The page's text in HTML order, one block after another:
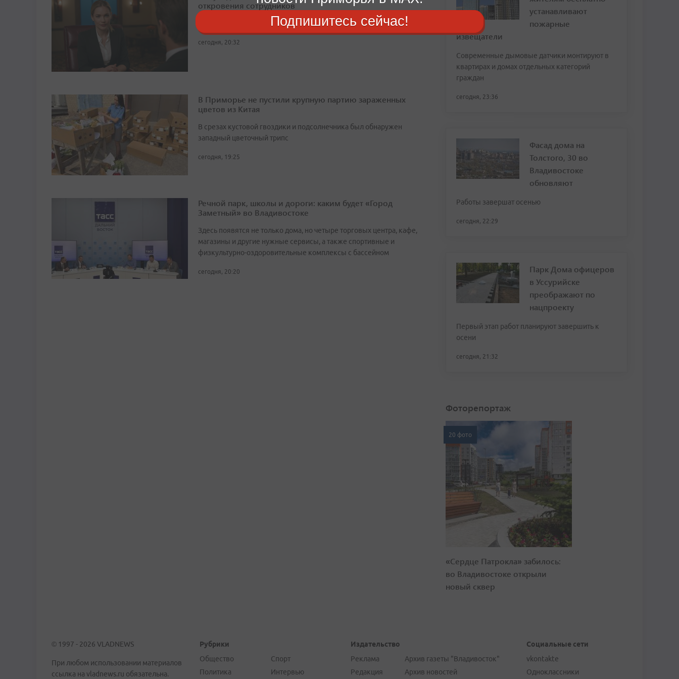
откровения сотрудников
Чаще всего о планах уволиться заранее говорят женщины
сегодня, 20:32
В Приморье не пустили крупную партию зараженных
цветов из Китая
В срезах кустовой гвоздики и подсолнечника был обнаружен
западный цветочный трипс
сегодня, 19:25
Речной парк, школы и дороги: каким будет «Город
Заметный» во Владивостоке
Здесь появятся не только дома, но четыре торговых центра, кафе,
магазины и другие нужные сервисы, а также спортивные и
физкультурно-оздоровительные комплексы с бассейном
сегодня, 20:20
устанавливают
пожарные
извещатели
Современные дымовые датчики монтируют в
квартирах и домах отдельных категорий
граждан
сегодня, 23:36
Фасад дома на
Толстого, 30 во
Владивостоке
обновляют
Работы завершат осенью
сегодня, 22:29
Парк Дома офицеров
в Уссурийске
преображают по
нацпроекту
Первый этап работ планируют завершить к
осени
сегодня, 21:32
Фоторепортаж
20 фото
«Сердце Патрокла» забилось:
во Владивостоке открыли
новый сквер
© 1997 - 2026 VLADNEWS
При любом использовании материалов
ссылка на vladnews.ru обязательна.
Рубрики
Общество
Политика
Спорт
Интервью
Издательство
Реклама
Редакция
Архив газеты "Владивосток"
Архив новостей
Социальные сети
vkontakte
Одноклассники
Подпишитесь сейчас!